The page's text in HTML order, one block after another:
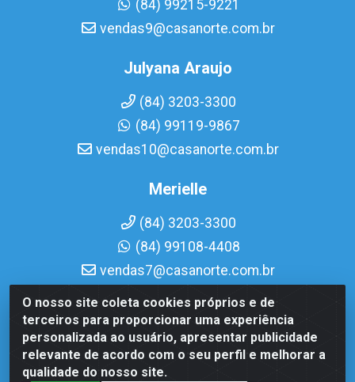
O nosso site coleta cookies próprios e de
terceiros para proporcionar uma experiência
personalizada ao usuário, apresentar publicidade
relevante de acordo com o seu perfil e melhorar a
qualidade do nosso site.
(84) 99215-9221
vendas9@casanorte.com.br
Julyana Araujo
(84) 3203-3300
(84) 99119-9867
vendas10@casanorte.com.br
Merielle
(84) 3203-3300
(84) 99108-4408
vendas7@casanorte.com.br
Casa Norte LTDA - Av. Interventor Mário Câmara, 1815 -
Dix-Sept Rosado, Natal/RN - CEP 59054-600 - CNPJ
08.713.513/0001-51